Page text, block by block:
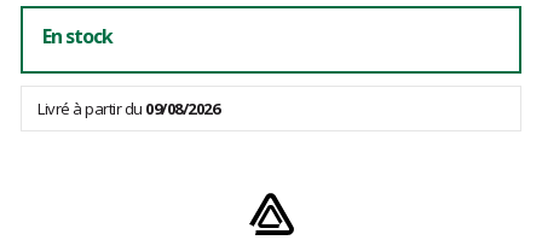
En stock
Livré à partir du 09/08/2026